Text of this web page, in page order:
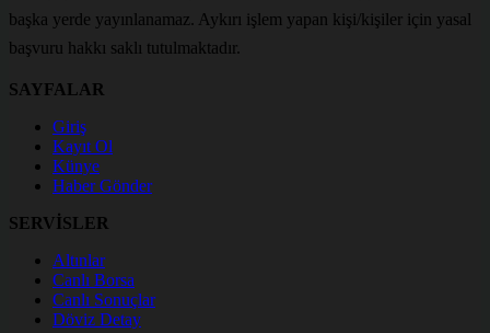
başka yerde yayınlanamaz. Aykırı işlem yapan kişi/kişiler için yasal
başvuru hakkı saklı tutulmaktadır.
SAYFALAR
Giriş
Kayıt Ol
Künye
Haber Gönder
SERVİSLER
Altınlar
Canlı Borsa
Canlı Sonuçlar
Döviz Detay